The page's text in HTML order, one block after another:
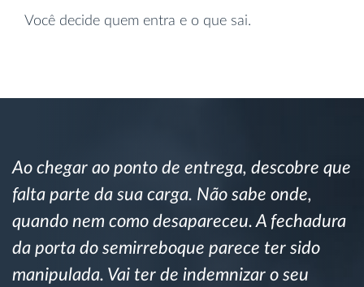
Monitorização dos tempos de condução
Descarga remota de tacógrafo
Gestão de Combustível
Planeamento e monitorização de rotas
Identificação automática de condutores
Você decide quem entra e o que sai.
Ao chegar ao ponto de entrega, descobre que
falta parte da sua carga. Não sabe onde,
quando nem como desapareceu. A fechadura
da porta do semirreboque parece ter sido
manipulada. Vai ter de indemnizar o seu